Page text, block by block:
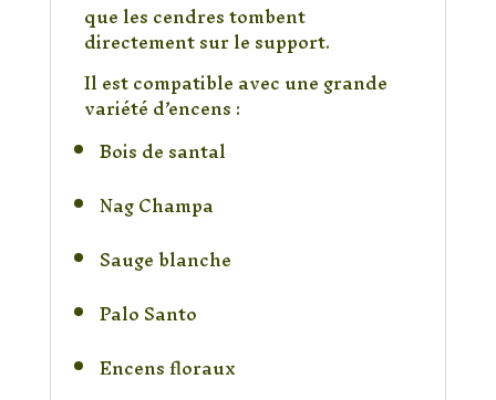
que les cendres tombent
directement sur le support.
Il est compatible avec une grande
variété d’encens :
Bois de santal
Nag Champa
Sauge blanche
Palo Santo
Encens floraux